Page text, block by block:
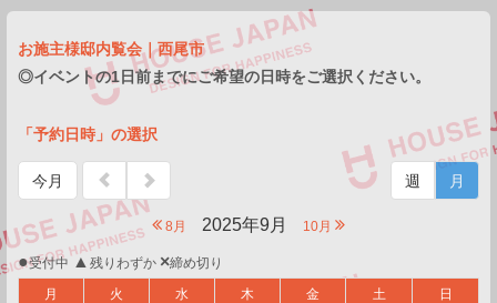
お施主様邸内覧会｜西尾市
◎イベントの1日前までにご希望の日時をご選択ください。
「予約日時」の選択
今月
8月 2025年9月 10月
週 月
●受付中 ▲ 残りわずか ×締め切り
月
火 水 木 金 土
日